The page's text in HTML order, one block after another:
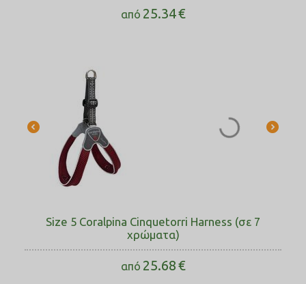
από 25.34€
Size 5 Coralpina Cinquetorri Harness (σε 7
χρώματα)
από 25.68€